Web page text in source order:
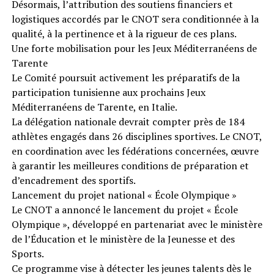
Désormais, l’attribution des soutiens financiers et
logistiques accordés par le CNOT sera conditionnée à la
qualité, à la pertinence et à la rigueur de ces plans.
Une forte mobilisation pour les Jeux Méditerranéens de
Tarente
Le Comité poursuit activement les préparatifs de la
participation tunisienne aux prochains Jeux
Méditerranéens de Tarente, en Italie.
La délégation nationale devrait compter près de 184
athlètes engagés dans 26 disciplines sportives. Le CNOT,
en coordination avec les fédérations concernées, œuvre
à garantir les meilleures conditions de préparation et
d’encadrement des sportifs.
Lancement du projet national « École Olympique »
Le CNOT a annoncé le lancement du projet « École
Olympique », développé en partenariat avec le ministère
de l’Éducation et le ministère de la Jeunesse et des
Sports.
Ce programme vise à détecter les jeunes talents dès le